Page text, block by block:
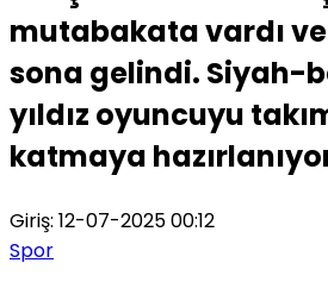
mutabakata vardı
sona gelindi. Siyah-
yıldız oyuncuyu
katmaya
Giriş: 12-07-2025 00:12
Spor